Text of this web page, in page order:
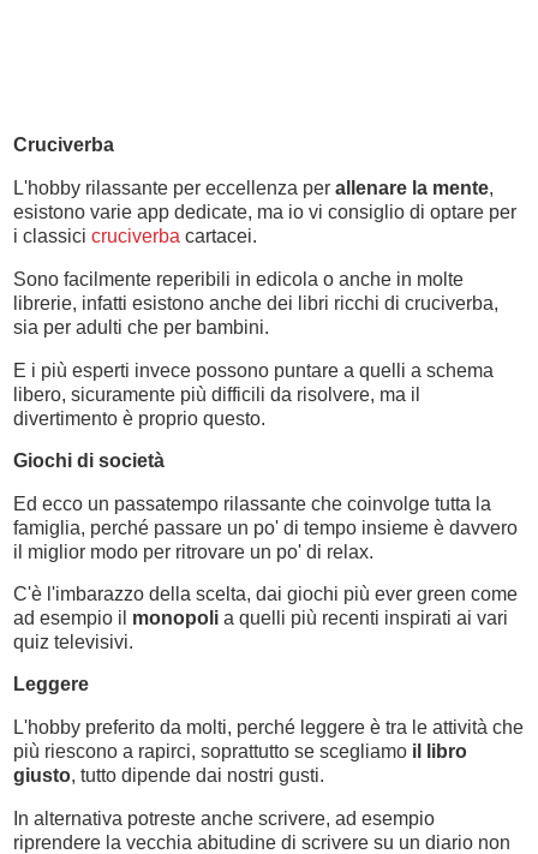
Cruciverba
L'hobby rilassante per eccellenza per allenare la mente,
esistono varie app dedicate, ma io vi consiglio di optare per
i classici cruciverba cartacei.
Sono facilmente reperibili in edicola o anche in molte
librerie, infatti esistono anche dei libri ricchi di cruciverba,
sia per adulti che per bambini.
E i più esperti invece possono puntare a quelli a schema
libero, sicuramente più difficili da risolvere, ma il
divertimento è proprio questo.
Giochi di società
Ed ecco un passatempo rilassante che coinvolge tutta la
famiglia, perché passare un po' di tempo insieme è davvero
il miglior modo per ritrovare un po' di relax.
C'è l'imbarazzo della scelta, dai giochi più ever green come
ad esempio il monopoli a quelli più recenti inspirati ai vari
quiz televisivi.
Leggere
L'hobby preferito da molti, perché leggere è tra le attività che
più riescono a rapirci, soprattutto se scegliamo il libro
giusto, tutto dipende dai nostri gusti.
In alternativa potreste anche scrivere, ad esempio
riprendere la vecchia abitudine di scrivere su un diario non